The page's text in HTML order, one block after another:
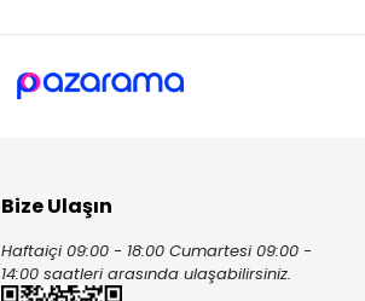
Bize Ulaşın
Haftaiçi 09:00 - 18:00 Cumartesi 09:00 -
14:00 saatleri arasında ulaşabilirsiniz.